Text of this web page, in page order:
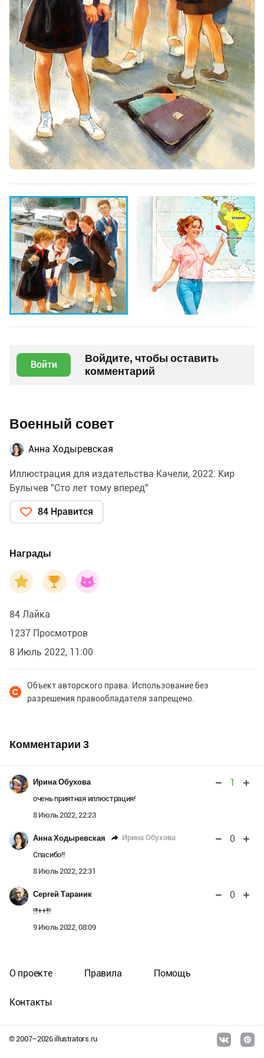
Войти
Войдите, чтобы оставить
комментарий
Военный совет
Анна Ходыревская
Иллюстрация для издательства Качели, 2022. Кир
Булычев "Сто лет тому вперед"
84 Нравится
Награды
84 Лайка
1237 Просмотров
8 Июль 2022, 11:00
Объект авторского права. Использование без
разрешения правообладателя запрещено.
Комментарии 3
Ирина Обухова 1
очень приятная иллюстрация!
8 Июль 2022, 22:23
Анна Ходыревская Ирина Обухова 0
Спасибо!!
8 Июль 2022, 22:31
Сергей Тараник 0
!!!++!!!
9 Июль 2022, 08:09
© 2007–2026illustrators.ru
О проекте Правила Помощь
Контакты